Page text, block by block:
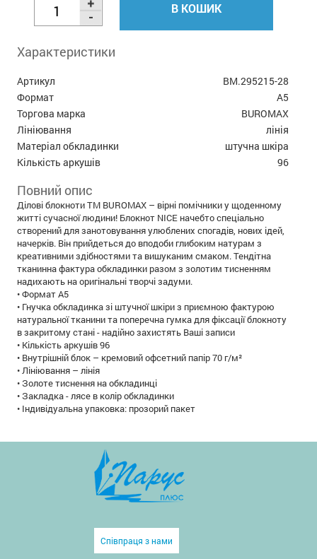
В КОШИК
Характеристики
Артикул
BM.295215-28
Формат
А5
Торгова марка
BUROMAX
Лініювання
лінія
Матеріал обкладинки
штучна шкіра
Кількість аркушів
96
Повний опис
Ділові блокноти ТМ BUROMAX – вірні помічники у щоденному
житті сучасної людини! Блокнот NICE начебто спеціально
створений для занотовування улюблених спогадів, нових ідей,
начерків. Він прийдеться до вподоби глибоким натурам з
креативними здібностями та вишуканим смаком. Тендітна
тканинна фактура обкладинки разом з золотим тисненням
надихають на оригінальні творчі задуми.
• Формат А5
• Гнучка обкладинка зі штучної шкіри з приємною фактурою
натуральної тканини та поперечна гумка для фіксації блокноту
в закритому стані - надійно захистять Ваші записи
• Кількість аркушів 96
• Внутрішній блок – кремовий офсетний папір 70 г/м²
• Лініювання – лінія
• Золоте тиснення на обкладинці
• Закладка - лясе в колір обкладинки
• Індивідуальна упаковка: прозорий пакет
Співпраця з нами